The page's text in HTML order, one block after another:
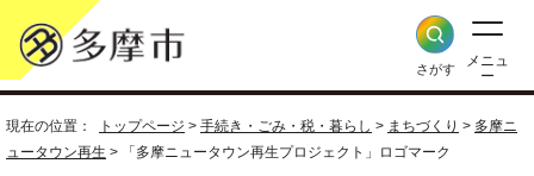
さがす
メニュ
ー
現在の位置： トップページ > 手続き・ごみ・税・暮らし > まちづくり > 多摩ニ
ュータウン再生 > 「多摩ニュータウン再生プロジェクト」ロゴマーク